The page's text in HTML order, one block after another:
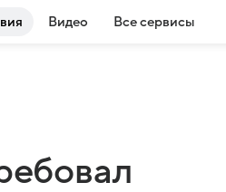
Видео Все сервисы